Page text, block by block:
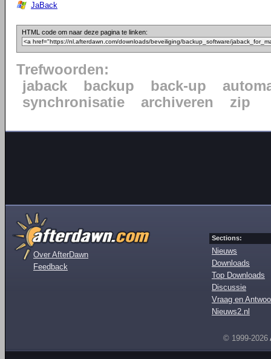
JaBack
HTML code om naar deze pagina te linken:
Trefwoorden:
jaback
backup back-up
synchronisatie
archiveren zip
Over AfterDawn
Feedback
Sections:
Nieuws
Downloads
Top Downloads
Discussie
Vraag en
Nieuws2.nl
© 1999-2026